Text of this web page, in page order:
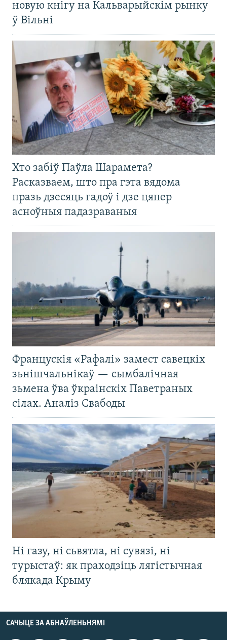
новую кнігу на Кальварыйскім рынку
ў Вільні
Хто забіў Паўла Шарамета?
Расказваем, што пра гэта вядома
празь дзесяць гадоў і дзе цяпер
асноўныя падазраваныя
Францускія «Рафалі» замест савецкіх
зьнішчальнікаў — сымбалічная
зьмена ўва ўкраінскіх Паветраных
сілах. Аналіз Свабоды
Ні газу, ні сьвятла, ні сувязі, ні
турыстаў: як праходзіць лягістычная
блякада Крыму
САЧЫЦЕ ЗА АБНАЎЛЕНЬНЯМІ